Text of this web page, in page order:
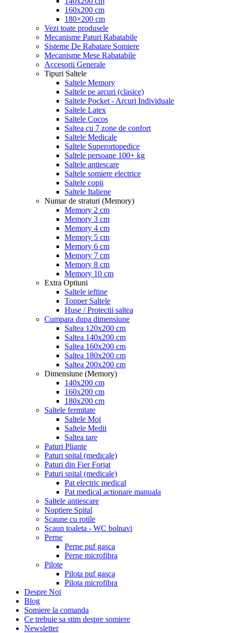
160x200 cm
180×200 cm
Vezi toate produsele
Mecanisme Paturi Rabatabile
Sisteme De Rabatare Somiere
Mecanisme Mese Rabatabile
Accesorii Generale
Tipuri Saltele
Saltele Memory
Saltele pe arcuri (clasice)
Saltele Pocket - Arcuri Individuale
Saltele Latex
Saltele Cocos
Saltea cu 7 zone de confort
Saltele Medicale
Saltele Superortopedice
Saltele persoane 100+ kg
Saltele antiescare
Saltele somiere electrice
Saltele copii
Saltele Italiene
Numar de straturi (Memory)
Memory 2 cm
Memory 3 cm
Memory 4 cm
Memory 5 cm
Memory 6 cm
Memory 7 cm
Memory 8 cm
Memory 10 cm
Extra Optiuni
Saltele ieftine
Topper Saltele
Huse / Protectii saltea
Cumpara dupa dimensiune
Saltea 120x200 cm
Saltea 140x200 cm
Saltea 160x200 cm
Saltea 180x200 cm
Saltea 200x200 cm
Dimensiune (Memory)
140x200 cm
160x200 cm
180x200 cm
Saltele fermitate
Saltele Moi
Saltele Medii
Saltea tare
Paturi Pliante
Paturi spital (medicale)
Paturi din Fier Forjat
Paturi spital (medicale)
Pat electric medical
Pat medical actionare manuala
Saltele antiescare
Noptiere Spital
Scaune cu rotile
Scaun toaleta - WC bolnavi
Perne
Perne puf gasca
Perne microfibra
Pilote
Pilota puf gasca
Pilota microfibra
Despre Noi
Blog
Somiere la comanda
Ce trebuie sa stim despre somiere
Newsletter